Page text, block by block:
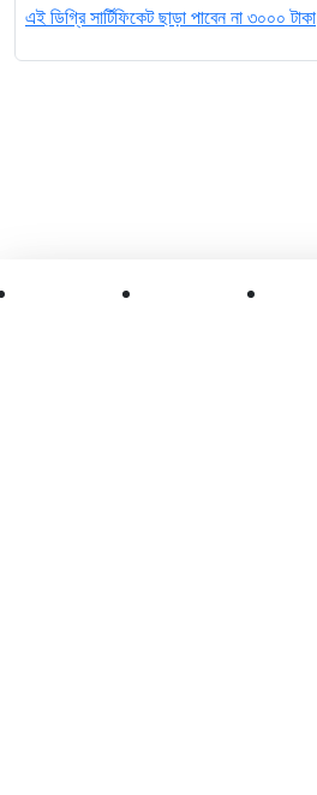
এই ডিগ্রি সার্টিফিকেট ছাড়া পাবেন না ৩০০০ টাকা